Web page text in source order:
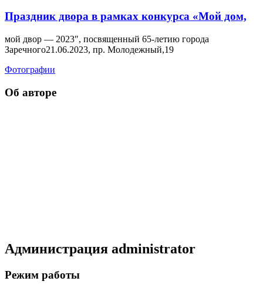
Праздник двора в рамках конкурса «Мой дом,
мой двор — 2023″, посвященный 65-летию города
Заречного21.06.2023, пр. Молодежный,19
Фотографии
Об авторе
Администрация administrator
Режим работы